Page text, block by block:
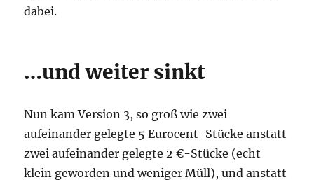
dabei.
…und weiter sinkt
Nun kam Version 3, so groß wie zwei
aufeinander gelegte 5 Eurocent-Stücke anstatt
zwei aufeinander gelegte 2 €-Stücke (echt
klein geworden und weniger Müll), und anstatt